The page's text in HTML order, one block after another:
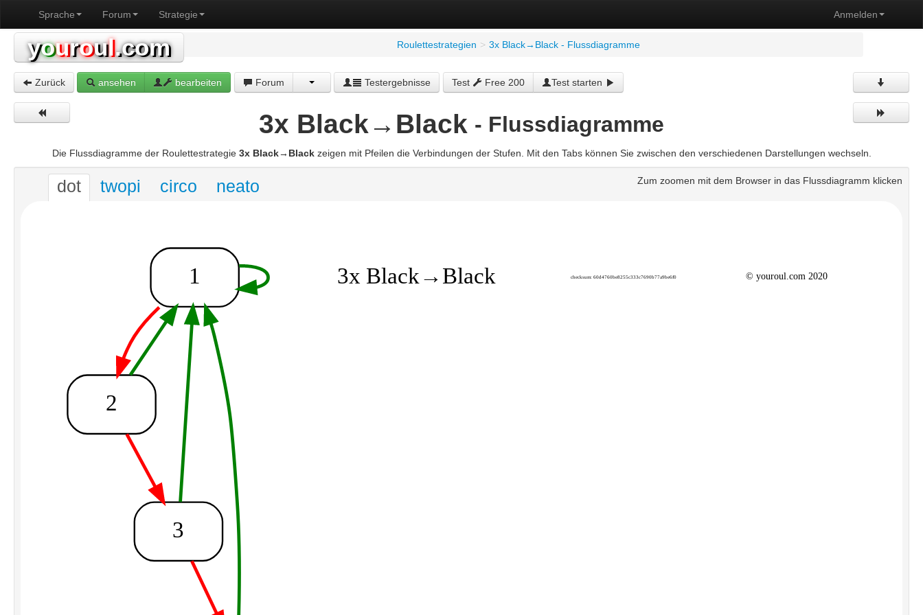
Anmelden
Sprache Forum Strategie
youroul.com Roulettestrategien > 3x Black→Black - Flussdiagramme
Zurück ansehen bearbeiten Forum Testergebnisse Test Free 200 Test starten
3x Black→Black - Flussdiagramme
Die Flussdiagramme der Roulettestrategie 3x Black→Blackzeigen mit Pfeilen die Verbindungen der Stufen. Mit den Tabs können Sie zwischen den verschiedenen Darstellungen wechseln.
Zum zoomen mit dem Browser in das Flussdiagramm klicken
dot twopi circo neato